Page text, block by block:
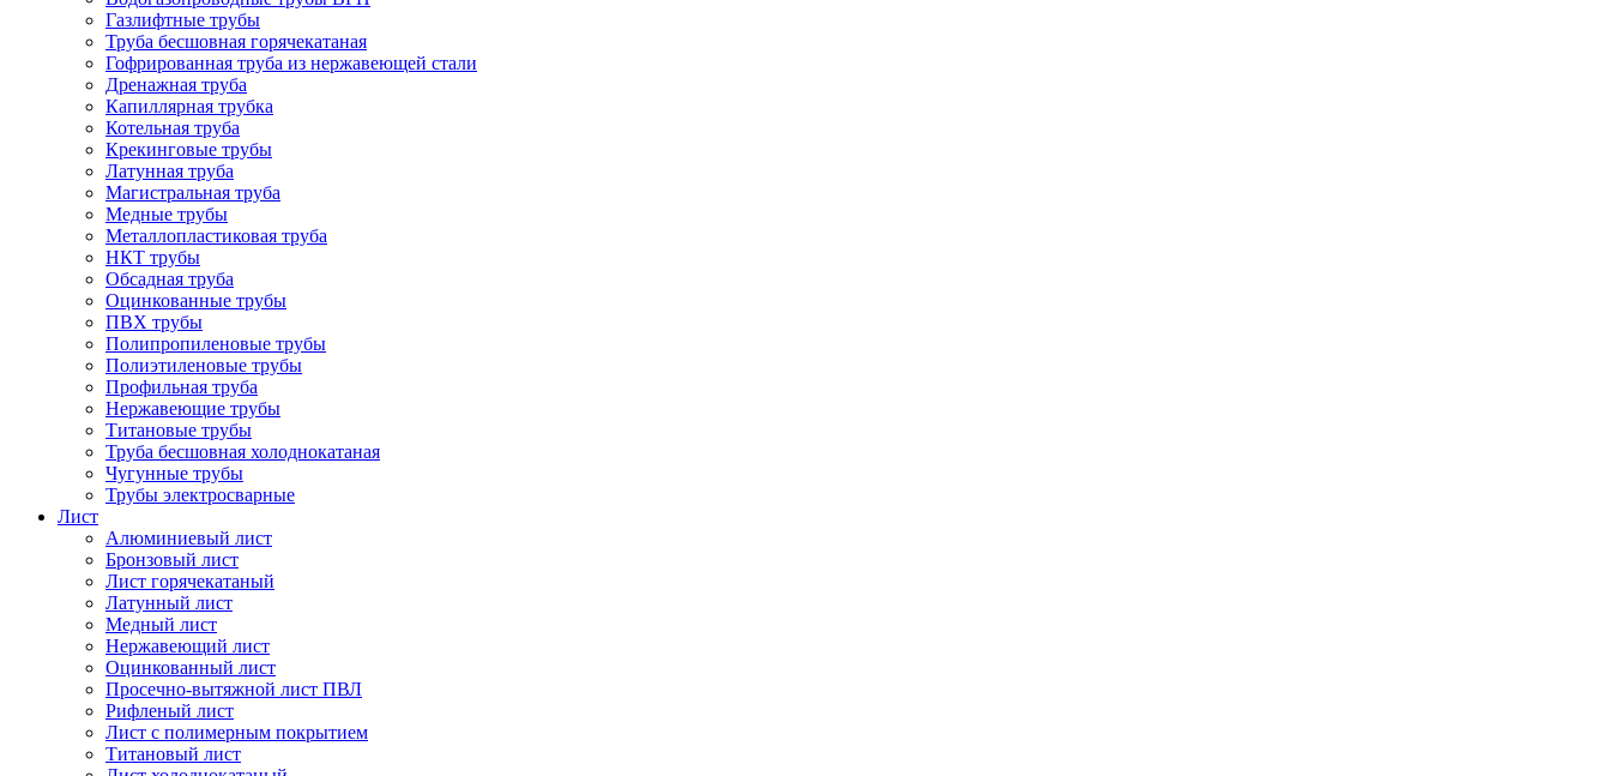
Газлифтные трубы
Труба бесшовная горячекатаная
Гофрированная труба из нержавеющей стали
Дренажная труба
Капиллярная трубка
Котельная труба
Крекинговые трубы
Латунная труба
Магистральная труба
Медные трубы
Металлопластиковая труба
НКТ трубы
Обсадная труба
Оцинкованные трубы
ПВХ трубы
Полипропиленовые трубы
Полиэтиленовые трубы
Профильная труба
Нержавеющие трубы
Титановые трубы
Труба бесшовная холоднокатаная
Чугунные трубы
Трубы электросварные
Лист
Алюминиевый лист
Бронзовый лист
Лист горячекатаный
Латунный лист
Медный лист
Нержавеющий лист
Оцинкованный лист
Просечно-вытяжной лист ПВЛ
Рифленый лист
Лист с полимерным покрытием
Титановый лист